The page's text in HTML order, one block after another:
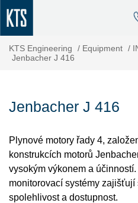
KTS Engineering / Equipment /
Jenbacher J 416
Jenbacher J 416
Plynové motory řady 4,
konstrukcích motorů
vysokým výkonem a
monitorovací systémy zajišťují
spolehlivost a dostupnost.